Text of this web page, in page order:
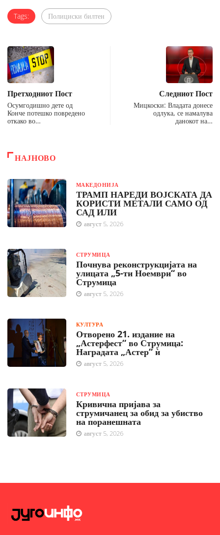
Tags: Полициски билтен
Претходниот Пост
Осумгодишно дете од
Конче потешко повредено
откако во…
Следниот Пост
Мицкоски: Владата донесе
одлука, се намалува
данокот на…
НАЈНОВО
МАКЕДОНИЈА
ТРАМП НАРЕДИ ВОЈСКАТА ДА
КОРИСТИ МЕТАЛИ САМО ОД
САД ИЛИ
август 5, 2026
СТРУМИЦА
Почнува реконструкцијата на
улицата „5-ти Ноември“ во
Струмица
август 5, 2026
КУЛТУРА
Отворено 21. издание на
„Астерфест“ во Струмица:
Наградата „Астер“ ѝ
август 5, 2026
СТРУМИЦА
Кривична пријава за
струмичанец за обид за убиство
на поранешната
август 5, 2026